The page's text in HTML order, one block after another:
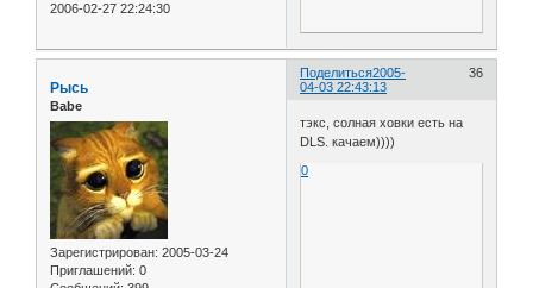
2006-02-27 22:24:30
Поделиться 36
2005-
04-03 22:43:13
Рысь
Babe
Зарегистрирован: 2005-03-24
Приглашений: 0
тэкс, солная ховки есть на
DLS. качаем))))
0